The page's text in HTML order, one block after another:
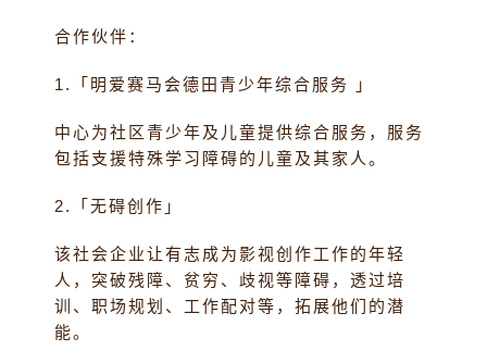
合作伙伴：
1.「明爱赛马会德田青少年综合服务 」
中心为社区青少年及儿童提供综合服务，服务
包括支援特殊学习障碍的儿童及其家人。
2.「无碍创作」
该社会企业让有志成为影视创作工作的年轻
人，突破残障、贫穷、歧视等障碍，透过培
训、职场规划、工作配对等，拓展他们的潜
能。